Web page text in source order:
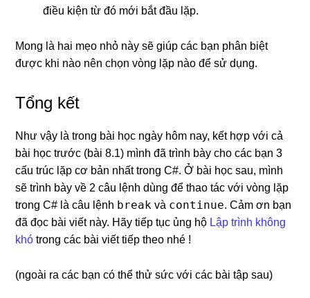
điều kiện từ đó mới bắt đầu lặp.
Mong là hai mẹo nhỏ này sẽ giúp các bạn phân biệt
được khi nào nên chọn vòng lặp nào để sử dụng.
Tổng kết
Như vậy là trong bài học ngày hôm nay, kết hợp với cả
bài học trước (bài 8.1) mình đã trình bày cho các bạn 3
cấu trúc lặp cơ bản nhất trong C#. Ở bài học sau, mình
sẽ trình bày về 2 câu lệnh dùng để thao tác với vòng lặp
trong C# là câu lệnh break và continue. Cảm ơn bạn
đã đọc bài viết này. Hãy tiếp tục ủng hộ Lập trình không
khó trong các bài viết tiếp theo nhé !
(ngoài ra các bạn có thể thử sức với các bài tập sau)